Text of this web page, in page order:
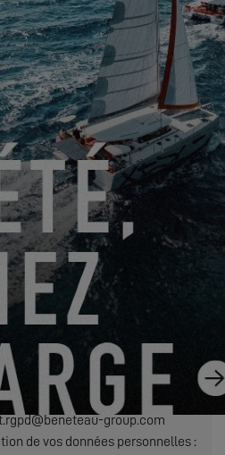
nécessite le transfert des
dans les champs obligatoires
que vous avez
vous recontacter. En cliquant sur
confirmez votre accord au
Navale Bordeaux agissant
traitement. Vos données
de répondre à votre demande,
et, si vous en avez fait le choix,
(dans ce cas, vous
désinscrire en utilisant le lien
group.com
de vos données personnelles :